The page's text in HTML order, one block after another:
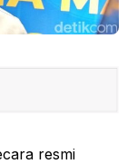
resmi